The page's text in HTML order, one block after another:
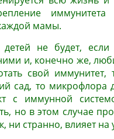
мамы.
не будет,
и, конечно же,
свой иммунитет,
сад, то микрофлора
с иммунной
но в этом случае
ни странно, влияет на